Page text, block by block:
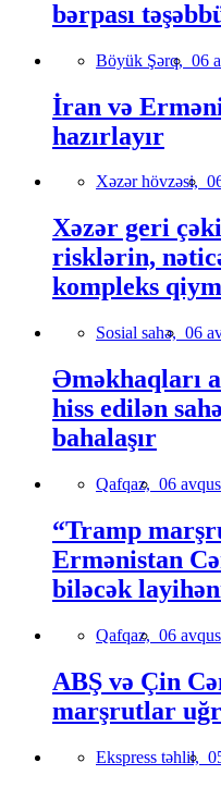
bərpası
Böyük Şərq, 06
İran və
hazırlayır
Xəzər hövzəsi,
Xəzər geri
risklərin,
kompleks
Sosial sahə, 06
Əməkhaqları
hiss edilən
bahalaşır
Qafqaz, 06
“Tramp
Ermənistan
biləcək
Qafqaz, 06
ABŞ və Çin
marşrutlar
Ekspress təhlil,